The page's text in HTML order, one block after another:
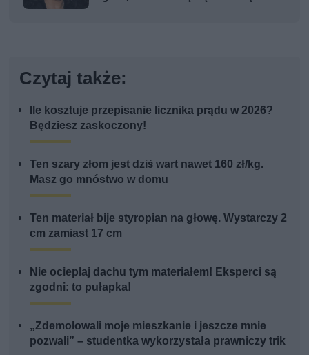
Czytaj także:
Ile kosztuje przepisanie licznika prądu w 2026?
Będziesz zaskoczony!
Ten szary złom jest dziś wart nawet 160 zł/kg.
Masz go mnóstwo w domu
Ten materiał bije styropian na głowę. Wystarczy 2
cm zamiast 17 cm
Nie ocieplaj dachu tym materiałem! Eksperci są
zgodni: to pułapka!
„Zdemolowali moje mieszkanie i jeszcze mnie
pozwali” – studentka wykorzystała prawniczy trik